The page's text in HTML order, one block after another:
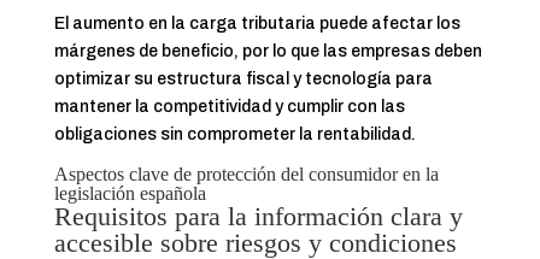
El aumento en la carga tributaria puede afectar los
márgenes de beneficio, por lo que las empresas deben
optimizar su estructura fiscal y tecnología para
mantener la competitividad y cumplir con las
obligaciones sin comprometer la rentabilidad.
Aspectos clave de protección del consumidor en la
legislación española
Requisitos para la información clara y
accesible sobre riesgos y condiciones